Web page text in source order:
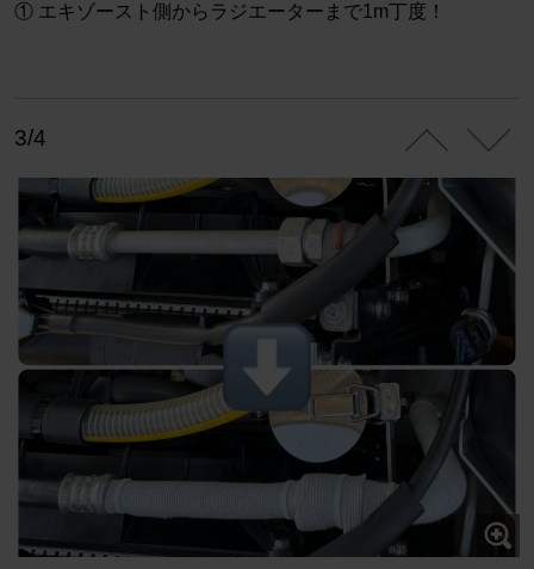
① エキゾースト側からラジエーターまで1m丁度！
3/4